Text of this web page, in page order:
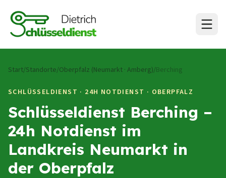
Start/Standorte/Oberpfalz (Neumarkt · Amberg)/Berching
SCHLÜSSELDIENST · 24H NOTDIENST · OBERPFALZ
Schlüsseldienst Berching –
24h Notdienst im
Landkreis Neumarkt in
der Oberpfalz